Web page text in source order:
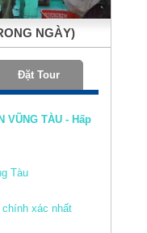
NGÀY)
Đặt Tour
VŨNG TÀU - Hấp
Tàu
chính xác nhất